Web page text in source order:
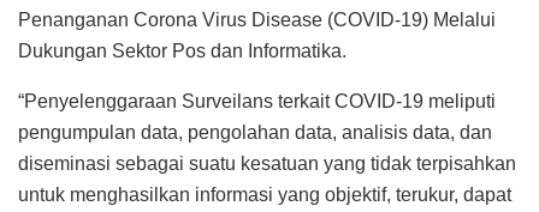
Penanganan Corona Virus Disease (COVID-19) Melalui
Dukungan Sektor Pos dan Informatika.
“Penyelenggaraan Surveilans terkait COVID-19 meliputi
pengumpulan data, pengolahan data, analisis data, dan
diseminasi sebagai suatu kesatuan yang tidak terpisahkan
untuk menghasilkan informasi yang objektif, terukur, dapat